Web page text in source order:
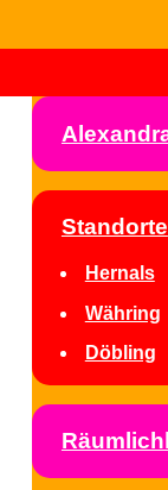
Standorte
Hernals
Währing
Döbling